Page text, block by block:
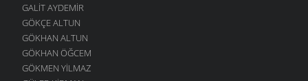
GALIT AYDEMIR
GÖKÇE ALTUN
GÖKHAN ALTUN
GÖKHAN ÖĞCEM
GÖKMEN YILMAZ